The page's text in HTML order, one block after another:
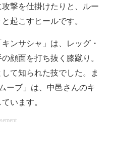
撃を仕掛けたりと、ルー
起こすヒールです。
ンサシャ」は、レッグ・
顔面を打ち抜く膝蹴り。
て知られた技でした。ま
ーブ」は、中邑さんのキ
います。